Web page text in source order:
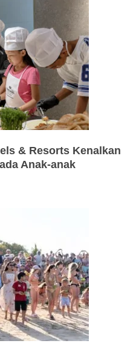
& Resorts Kenalkan
Anak-anak